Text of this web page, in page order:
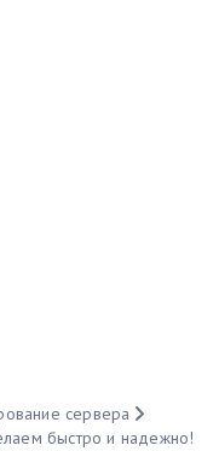
сервера
быстро и надежно!